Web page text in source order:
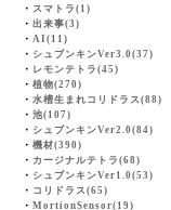
・ スマトラ(1)
・ 出来事(3)
・ AI(11)
・ シュブンキンVer3.0(37)
・ レモンテトラ(45)
・ 植物(270)
・ 水槽生まれコリドラス(88)
・ 池(107)
・ シュブンキンVer2.0(84)
・ 機材(390)
・ カージナルテトラ(68)
・ シュブンキンVer1.0(53)
・ コリドラス(65)
・ MortionSensor(19)